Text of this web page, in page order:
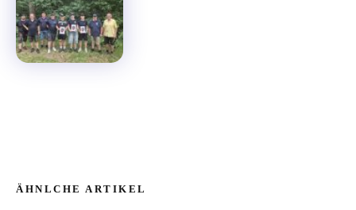
ÄHNLCHE ARTIKEL